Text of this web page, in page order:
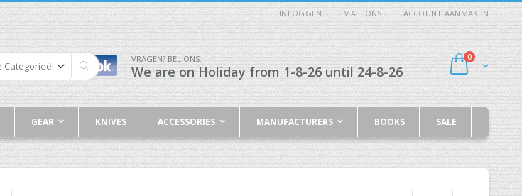
INLOGGEN MAIL ONS ACCOUNT AANMAKEN
Cart
0producten
Zoek
VRAGEN? BEL ONS:
We are on Holiday from 1-8-26 until 24-8-26
GEAR KNIVES ACCESSORIES MANUFACTURERS BOOKS SALE